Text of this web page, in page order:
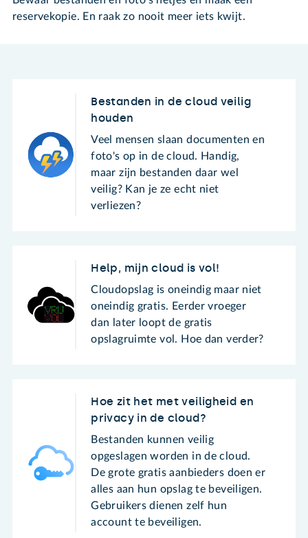
reservekopie. En raak zo nooit meer iets kwijt.
Bestanden in de cloud veilig
houden
Veel mensen slaan documenten en
foto's op in de cloud. Handig,
maar zijn bestanden daar wel
veilig? Kan je ze echt niet
verliezen?
Help, mijn cloud is vol!
Cloudopslag is oneindig maar niet
oneindig gratis. Eerder vroeger
dan later loopt de gratis
opslagruimte vol. Hoe dan verder?
Hoe zit het met veiligheid en
privacy in de cloud?
Bestanden kunnen veilig
opgeslagen worden in de cloud.
De grote gratis aanbieders doen er
alles aan hun opslag te beveiligen.
Gebruikers dienen zelf hun
account te beveiligen.